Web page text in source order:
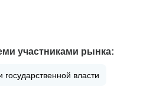
участниками рынка:
государственной власти